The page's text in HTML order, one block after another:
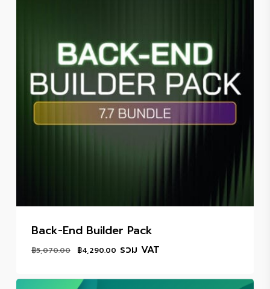
Back-End Builder Pack
฿5,070.00
Original
was:
฿4,290.00Current
is:
รวม VAT